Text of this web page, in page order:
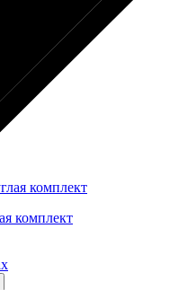
комплект